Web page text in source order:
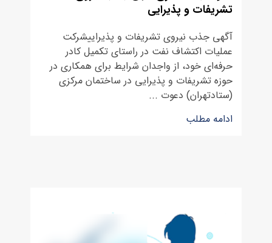
تشریفات و پذیرایی
آگهی جذب نیروی تشریفات و پذیراییشرکت
عملیات اکتشاف نفت در راستای تکمیل کادر
حرفه‌ای خود، از واجدان شرایط برای همکاری در
حوزه تشریفات و پذیرایی در ساختمان مرکزی
(ستادتهران) دعوت ...
ادامه مطلب